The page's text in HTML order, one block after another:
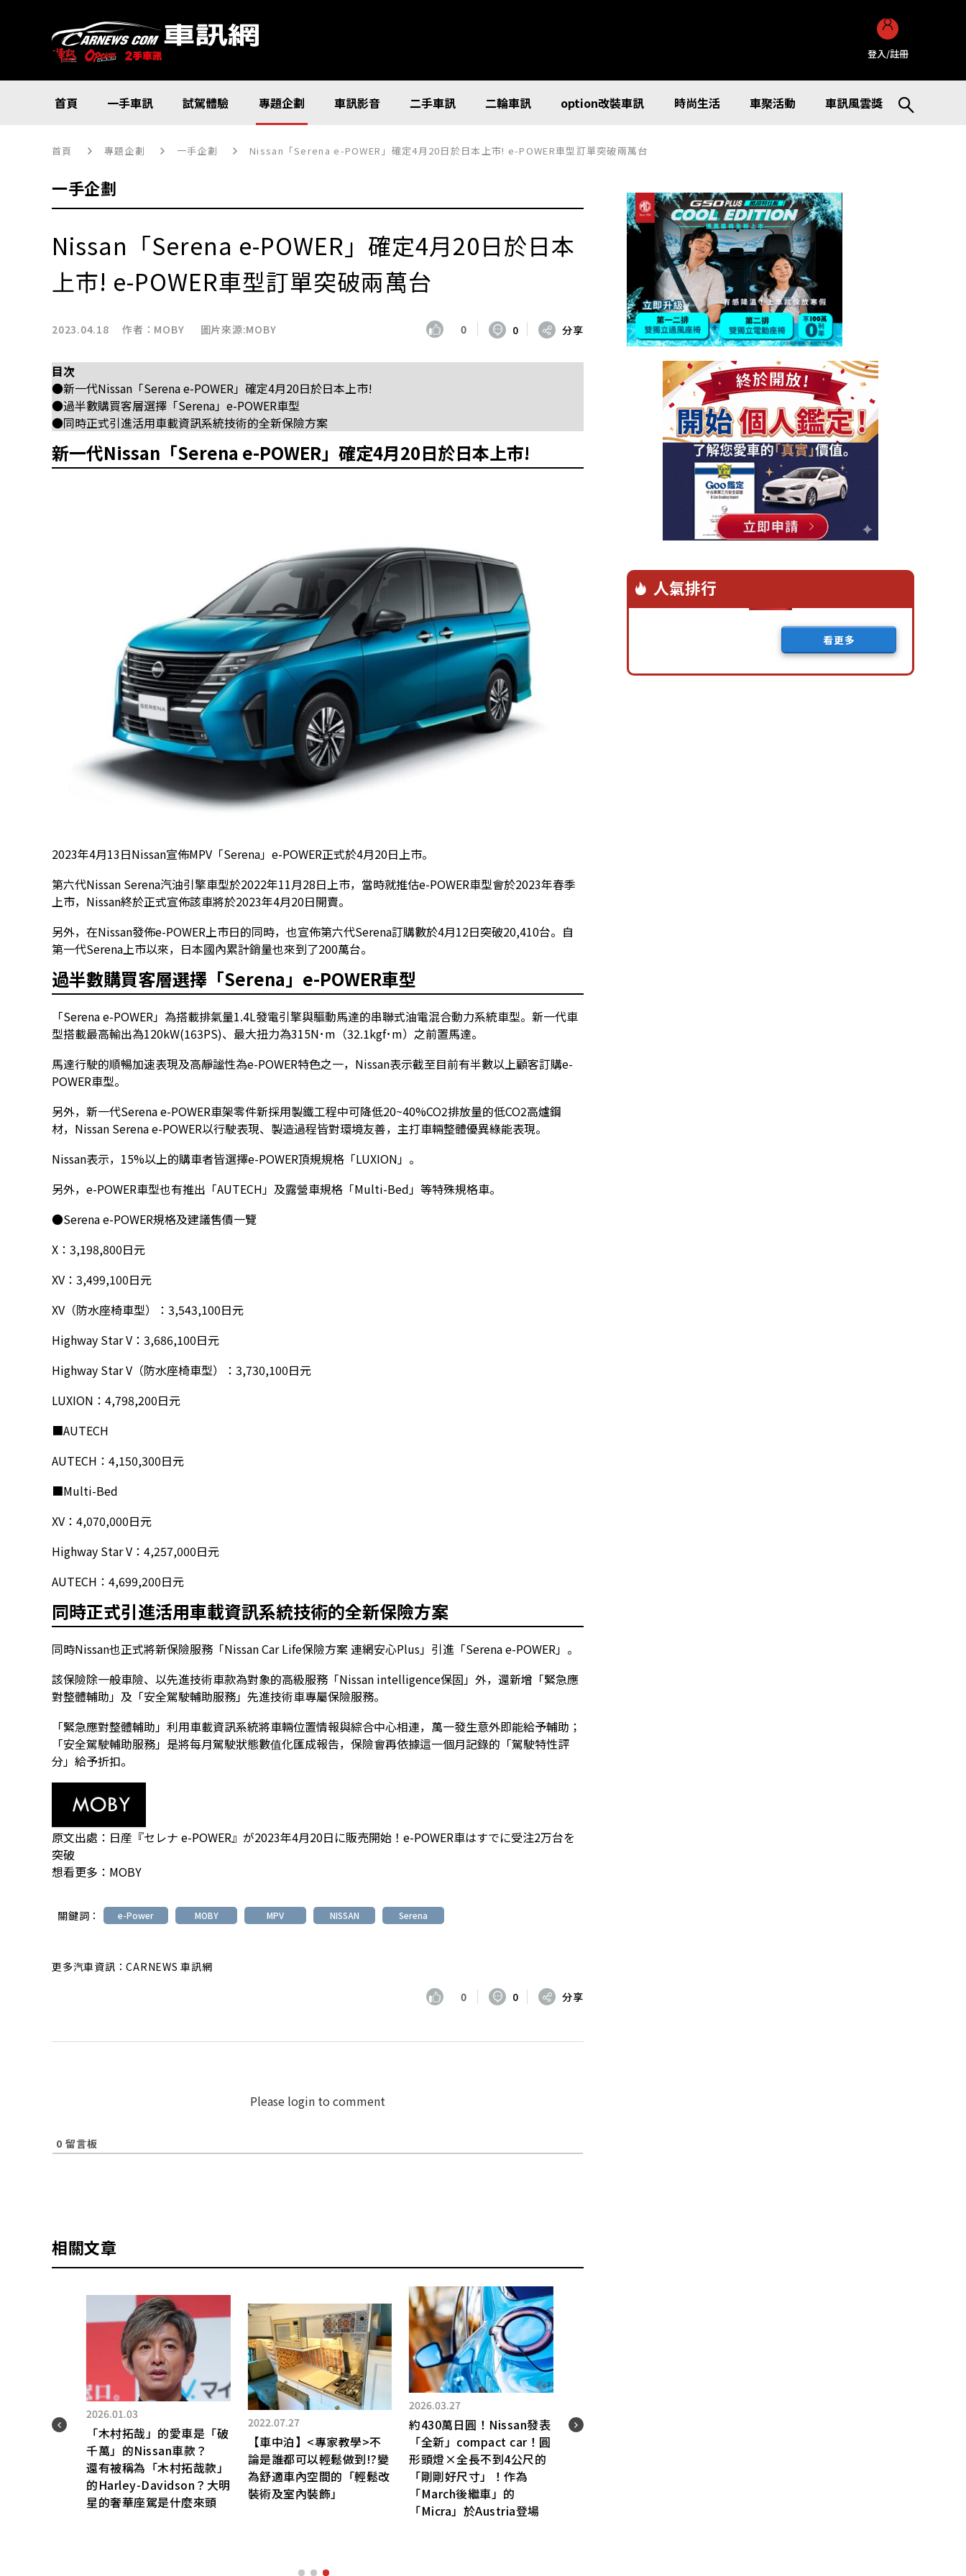
登入/註冊
首頁 一手車訊 試駕體驗 專題企劃 車訊影音 二手車訊 二輪車訊 option改裝車訊 時尚生活 車聚活動 車訊風雲獎
首頁 專題企劃 一手企劃 Nissan「Serena e-POWER」確定4月20日於日本上市! e-POWER車型訂單突破兩萬台
一手企劃
Nissan「Serena e-POWER」確定4月20日於日本
上市! e-POWER車型訂單突破兩萬台
2023.04.18 作者： MOBY 圖片來源:MOBY 0 0 分享
目次
●新一代Nissan「Serena e-POWER」確定4月20日於日本上市!
●過半數購買客層選擇「Serena」e-POWER車型
●同時正式引進活用車載資訊系統技術的全新保險方案
新一代Nissan「Serena e-POWER」確定4月20日於日本上市!
2023年4月13日Nissan宣佈MPV「Serena」e-POWER正式於4月20日上市。
第六代Nissan Serena汽油引擎車型於2022年11月28日上市，當時就推估e-POWER車型會於2023年春季
上市，Nissan終於正式宣佈該車將於2023年4月20日開賣。
另外，在Nissan發佈e-POWER上市日的同時，也宣佈第六代Serena訂購數於4月12日突破20,410台。自
第一代Serena上市以來，日本國內累計銷量也來到了200萬台。
過半數購買客層選擇「Serena」e-POWER車型
「Serena e-POWER」為搭載排氣量1.4L發電引擎與驅動馬達的串聯式油電混合動力系統車型。新一代車
型搭載最高輸出為120kW(163PS)、最大扭力為315N･m（32.1kgf･m）之前置馬達。
馬達行駛的順暢加速表現及高靜謐性為e-POWER特色之一，Nissan表示截至目前有半數以上顧客訂購e-
POWER車型。
另外，新一代Serena e-POWER車架零件新採用製鐵工程中可降低20~40%CO2排放量的低CO2高爐鋼
材，Nissan Serena e-POWER以行駛表現、製造過程皆對環境友善，主打車輛整體優異綠能表現。
Nissan表示，15%以上的購車者皆選擇e-POWER頂規規格「LUXION」。
另外，e-POWER車型也有推出「AUTECH」及露營車規格「Multi-Bed」等特殊規格車。
●Serena e-POWER規格及建議售價一覽
X：3,198,800日元
XV：3,499,100日元
XV（防水座椅車型）：3,543,100日元
Highway Star V：3,686,100日元
Highway Star V（防水座椅車型）：3,730,100日元
LUXION：4,798,200日元
■AUTECH
AUTECH：4,150,300日元
■Multi-Bed
XV：4,070,000日元
Highway Star V：4,257,000日元
AUTECH：4,699,200日元
同時正式引進活用車載資訊系統技術的全新保險方案
同時Nissan也正式將新保險服務「Nissan Car Life保險方案 連網安心Plus」引進「Serena e-POWER」。
該保險除一般車險、以先進技術車款為對象的高級服務「Nissan intelligence保固」外，還新增「緊急應
對整體輔助」及「安全駕駛輔助服務」先進技術車專屬保險服務。
「緊急應對整體輔助」利用車載資訊系統將車輛位置情報與綜合中心相連，萬一發生意外即能給予輔助；
「安全駕駛輔助服務」是將每月駕駛狀態數值化匯成報告，保險會再依據這一個月記錄的「駕駛特性評
分」給予折扣。
原文出處： 日産『セレナ e-POWER』が2023年4月20日に販売開始！e-POWER車はすでに受注2万台を
突破
想看更多： MOBY
關鍵詞： e-Power MOBY MPV NISSAN Serena
更多汽車資訊：CARNEWS 車訊網
0 0 分享
Please login to comment
0 留言板
相關文章
2026.01.03
「木村拓哉」的愛車是「破
千萬」的Nissan車款？
還有被稱為「木村拓哉款」
的Harley-Davidson？大明
星的奢華座駕是什麼來頭
2022.07.27
【車中泊】<專家教學>不
論是誰都可以輕鬆做到!?變
為舒適車內空間的「輕鬆改
裝術及室內裝飾」
2026.03.27
約430萬日圓！Nissan發表
「全新」compact car！圓
形頭燈×全長不到4公尺的
「剛剛好尺寸」！作為
「March後繼車」的
「Micra」於Austria登場
人氣排行
看更多